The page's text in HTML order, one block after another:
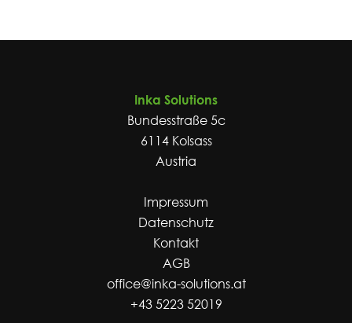
Inka Solutions
Bundesstraße 5c
6114 Kolsass
Austria
Impressum
Datenschutz
Kontakt
AGB
office@inka-solutions.at
+43 5223 52019